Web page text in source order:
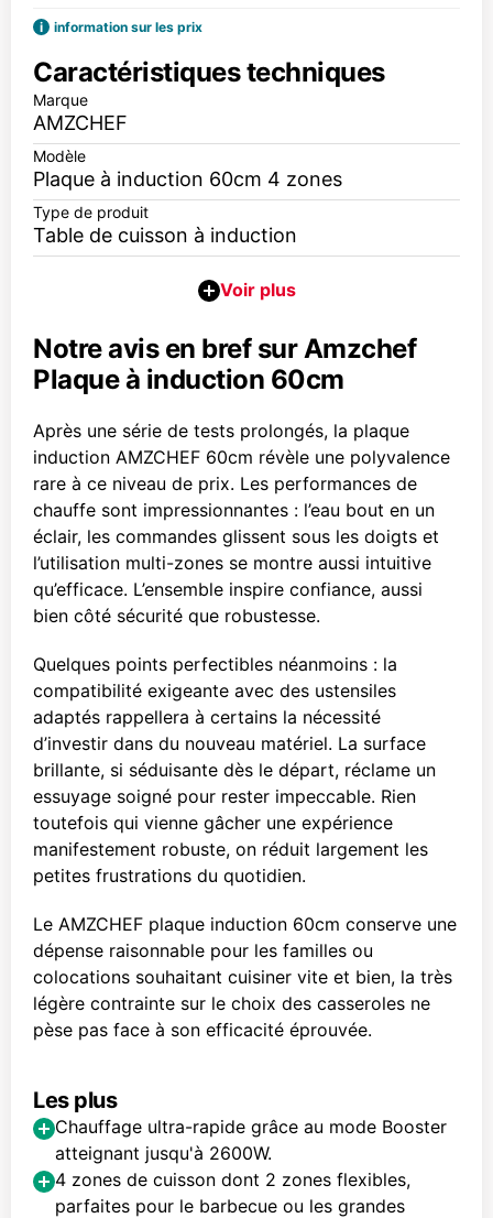
i information sur les prix
Caractéristiques techniques
Marque
AMZCHEF
Modèle
Plaque à induction 60cm 4 zones
Type de produit
Table de cuisson à induction
Notre avis en bref sur Amzchef
Plaque à induction 60cm
Après une série de tests prolongés, la plaque
induction AMZCHEF 60cm révèle une polyvalence
rare à ce niveau de prix. Les performances de
chauffe sont impressionnantes : l’eau bout en un
éclair, les commandes glissent sous les doigts et
l’utilisation multi-zones se montre aussi intuitive
qu’efficace. L’ensemble inspire confiance, aussi
bien côté sécurité que robustesse.
Quelques points perfectibles néanmoins : la
compatibilité exigeante avec des ustensiles
adaptés rappellera à certains la nécessité
d’investir dans du nouveau matériel. La surface
brillante, si séduisante dès le départ, réclame un
essuyage soigné pour rester impeccable. Rien
toutefois qui vienne gâcher une expérience
manifestement robuste, on réduit largement les
petites frustrations du quotidien.
Le AMZCHEF plaque induction 60cm conserve une
dépense raisonnable pour les familles ou
colocations souhaitant cuisiner vite et bien, la très
légère contrainte sur le choix des casseroles ne
pèse pas face à son efficacité éprouvée.
Les plus
Chauffage ultra-rapide grâce au mode Booster
atteignant jusqu'à 2600W.
4 zones de cuisson dont 2 zones flexibles,
parfaites pour le barbecue ou les grandes